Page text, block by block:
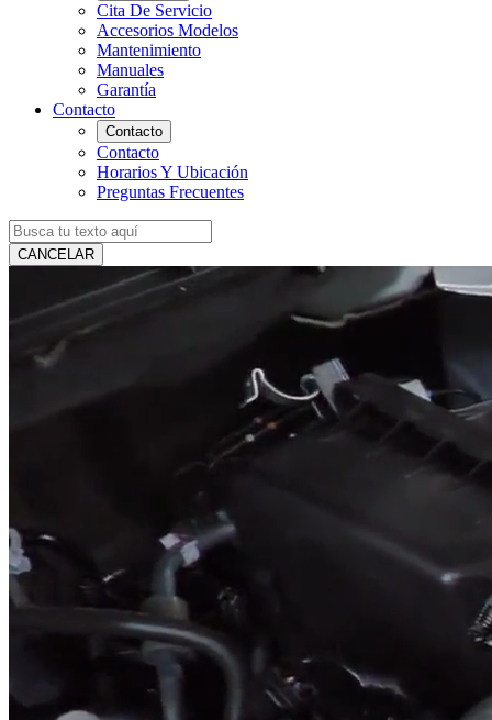
Cita De Servicio
Accesorios Modelos
Mantenimiento
Manuales
Garantía
Contacto
Contacto
Contacto
Horarios Y Ubicación
Preguntas Frecuentes
CANCELAR